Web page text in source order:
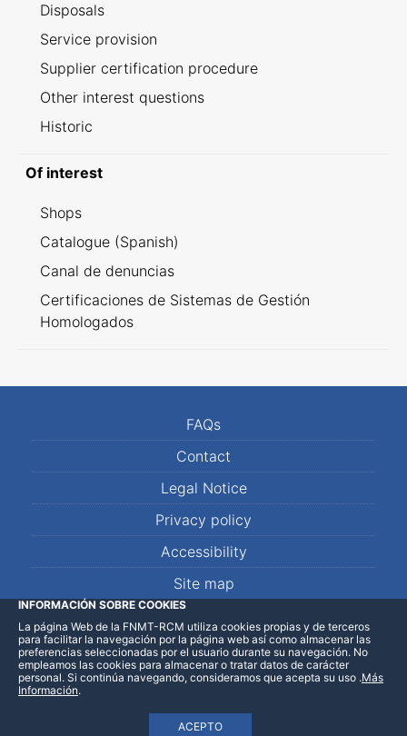
Disposals
Service provision
Supplier certification procedure
Other interest questions
Historic
Of interest
Shops
Catalogue (Spanish)
Canal de denuncias
Certificaciones de Sistemas de Gestión
Homologados
FAQs
Contact
Legal Notice
Privacy policy
Accessibility
Site map
LinkedInFacebookWhatsApp
INFORMACIÓN SOBRE COOKIES
La página Web de la FNMT-RCM utiliza cookies propias y de terceros
para facilitar la navegación por la página web así como almacenar las
preferencias seleccionadas por el usuario durante su navegación. No
empleamos las cookies para almacenar o tratar datos de carácter
personal. Si continúa navegando, consideramos que acepta su uso
ACEPTO
.Más
Información.